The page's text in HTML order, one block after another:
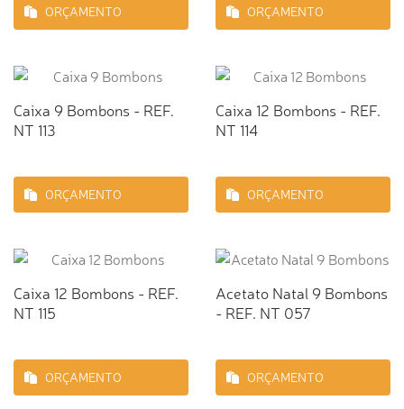
ORÇAMENTO ORÇAMENTO
Caixa 9 Bombons - REF.
NT 113
ORÇAMENTO
Caixa 12 Bombons - REF.
NT 114
ORÇAMENTO
Caixa 12 Bombons - REF.
NT 115
ORÇAMENTO
Acetato Natal 9 Bombons
- REF. NT 057
ORÇAMENTO